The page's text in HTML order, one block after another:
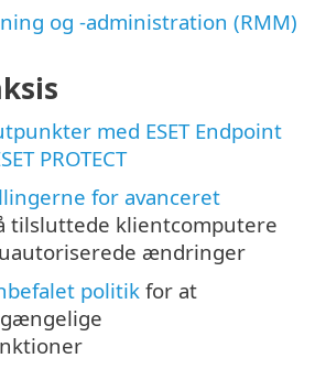
og -administration (RMM)
med ESET Endpoint
PROTECT
for avanceret
tilsluttede klientcomputere
ændringer
politik for at